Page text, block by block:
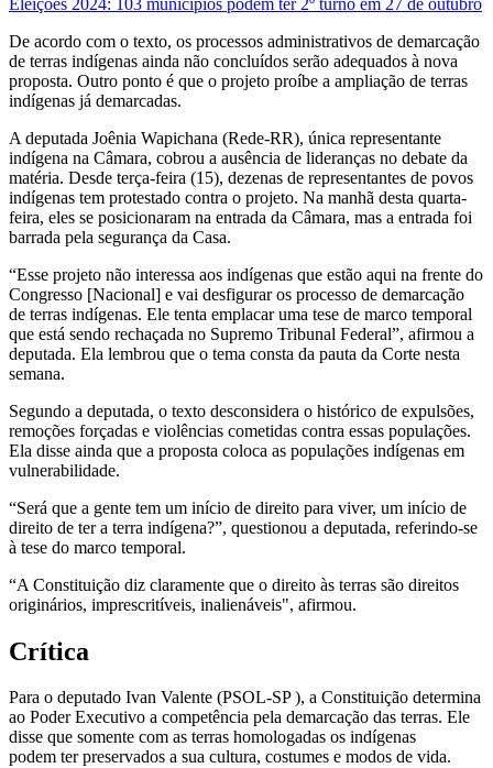
De acordo com o texto, os processos administrativos de demarcação
de terras indígenas ainda não concluídos serão adequados à nova
proposta. Outro ponto é que o projeto proíbe a ampliação de terras
indígenas já demarcadas.
A deputada Joênia Wapichana (Rede-RR), única representante
indígena na Câmara, cobrou a ausência de lideranças no debate da
matéria. Desde terça-feira (15), dezenas de representantes de povos
indígenas tem protestado contra o projeto. Na manhã desta quarta-
feira, eles se posicionaram na entrada da Câmara, mas a entrada foi
barrada pela segurança da Casa.
“Esse projeto não interessa aos indígenas que estão aqui na frente do
Congresso [Nacional] e vai desfigurar os processo de demarcação
de terras indígenas. Ele tenta emplacar uma tese de marco temporal
que está sendo rechaçada no Supremo Tribunal Federal”, afirmou a
deputada. Ela lembrou que o tema consta da pauta da Corte nesta
semana.
Segundo a deputada, o texto desconsidera o histórico de expulsões,
remoções forçadas e violências cometidas contra essas populações.
Ela disse ainda que a proposta coloca as populações indígenas em
vulnerabilidade.
“Será que a gente tem um início de direito para viver, um início de
direito de ter a terra indígena?”, questionou a deputada, referindo-se
à tese do marco temporal.
“A Constituição diz claramente que o direito às terras são direitos
originários, imprescritíveis, inalienáveis", afirmou.
Crítica
Para o deputado Ivan Valente (PSOL-SP ), a Constituição determina
ao Poder Executivo a competência pela demarcação das terras. Ele
disse que somente com as terras homologadas os indígenas
podem ter preservados a sua cultura, costumes e modos de vida.